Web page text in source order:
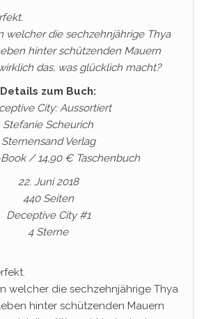
welcher die sechzehnjährige Thya
hinter schützenden Mauern
das, was glücklich macht?
Details zum Buch:
City: Aussortiert
Stefanie Scheurich
Sternensand Verlag
/ 14,90 € Taschenbuch
22. Juni 2018
440 Seiten
Deceptive City #1
4 Sterne
welcher die sechzehnjährige Thya
hinter schützenden Mauern